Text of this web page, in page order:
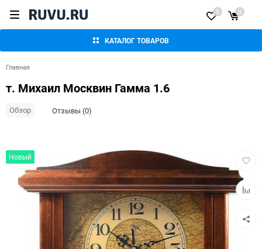
КАТАЛОГ ТОВАРОВ
0 0
Главная
т. Михаил Москвин Гамма 1.6
Обзор Отзывы (0)
Новый
в
к